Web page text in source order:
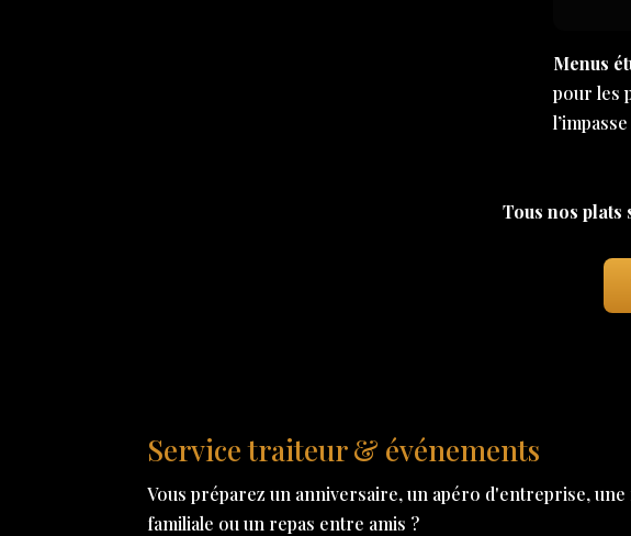
Menus
pour les
Tous nos plats
Service traiteur & événements
Vous préparez un anniversaire, un apéro d'entreprise, une
familiale ou un repas entre amis ?